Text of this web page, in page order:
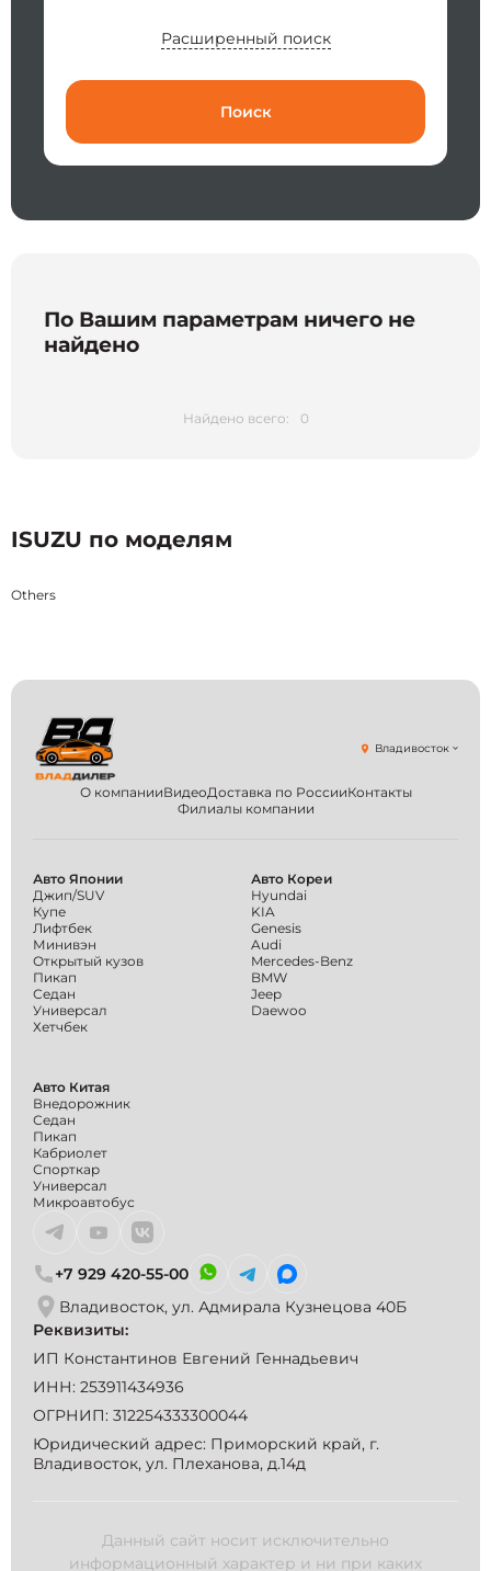
Расширенный поиск
Поиск
По Вашим параметрам ничего не
найдено
Найдено всего: 0
ISUZU по моделям
Others
О компанииВидеоДоставка по РоссииКонтакты
Филиалы компании
Владивосток
+7 929 420-55-00
Владивосток, ул. Адмирала Кузнецова 40Б
Реквизиты:
ИП Константинов Евгений Геннадьевич
ИНН: 253911434936
ОГРНИП: 312254333300044
Юридический адрес: Приморский край, г.
Владивосток, ул. Плеханова, д.14д
Авто Японии
Джип/SUV
Купе
Лифтбек
Минивэн
Открытый кузов
Пикап
Седан
Универсал
Хетчбек
Авто Кореи
Hyundai
KIA
Genesis
Audi
Mercedes-Benz
BMW
Jeep
Daewoo
Авто Китая
Внедорожник
Седан
Пикап
Кабриолет
Спорткар
Универсал
Микроавтобус
Данный сайт носит исключительно
информационный характер и ни при каких